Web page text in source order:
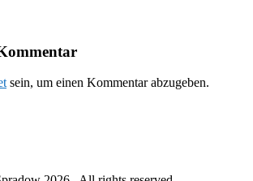
sein, um einen Kommentar abzugeben.